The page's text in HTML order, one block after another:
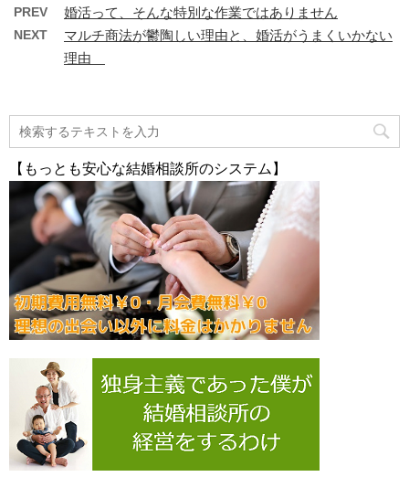
PREV 婚活って、そんな特別な作業ではありません
NEXT
マルチ商法が鬱陶しい理由と、婚活がうまくいかない
理由
【もっとも安心な結婚相談所のシステム】